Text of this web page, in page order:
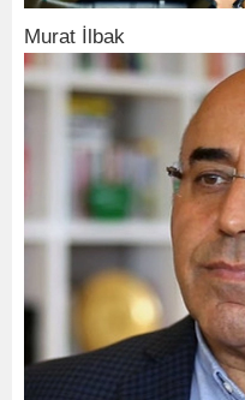
Murat İlbak